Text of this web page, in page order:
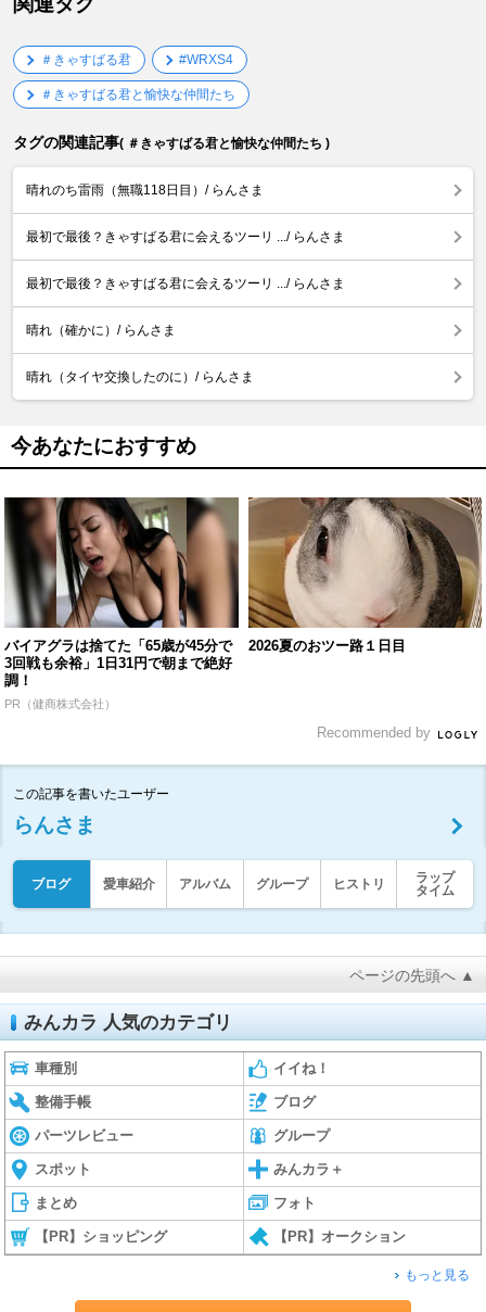
＃きゃすばる君 #WRXS4
＃きゃすばる君と愉快な仲間たち
タグの関連記事( ＃きゃすばる君と愉快な仲間たち )
晴れのち雷雨（無職118日目）/ らんさま
最初で最後？きゃすばる君に会えるツーリ .../ らんさま
最初で最後？きゃすばる君に会えるツーリ .../ らんさま
晴れ（確かに）/ らんさま
晴れ（タイヤ交換したのに）/ らんさま
今あなたにおすすめ
バイアグラは捨てた「65歳が45分で
3回戦も余裕」1日31円で朝まで絶好
調！
PR（健商株式会社）
2026夏のおツー路１日目
Recommended by
この記事を書いたユーザー
らんさま
ブログ 愛車紹介 アルバム グループ ヒストリ
ラップ
タイム
ページの先頭へ ▲
みんカラ 人気のカテゴリ
車種別 イイね！
整備手帳 ブログ
パーツレビュー グループ
スポット みんカラ＋
まとめ フォト
【PR】ショッピング 【PR】オークション
もっと見る